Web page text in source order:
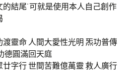
的結尾˙可就是使用本人自己創作
渡靈命 人間大愛性光明 炁功普傳
德圓滿回天庭
廿字行 世間苦難億萬靈 救人廣行